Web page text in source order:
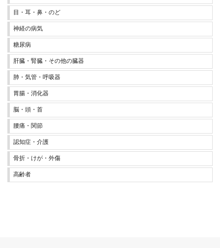
目・耳・鼻・のど
神経の病気
糖尿病
肝臓・腎臓・その他の臓器
肺・気管・呼吸器
胃腸・消化器
脳・頭・首
腰痛・関節
認知症・介護
骨折・けが・外傷
高齢者